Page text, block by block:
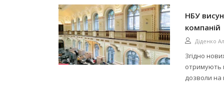
НБУ
компаній
Діденко
Згідно
отримують
дозволи на